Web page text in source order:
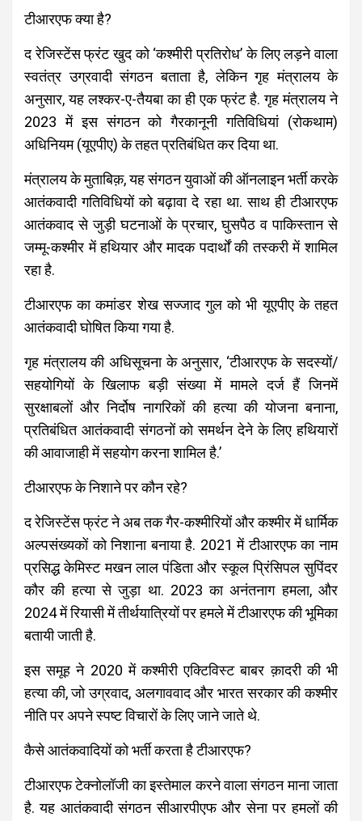
टीआरएफ क्या है?
द रेजिस्टेंस फ्रंट खुद को ‘कश्मीरी प्रतिरोध’ के लिए लड़ने वाला
स्वतंत्र उग्रवादी संगठन बताता है, लेकिन गृह मंत्रालय के
अनुसार, यह लश्कर-ए-तैयबा का ही एक फ्रंट है. गृह मंत्रालय ने
2023 में इस संगठन को गैरकानूनी गतिविधियां (रोकथाम)
अधिनियम (यूएपीए) के तहत प्रतिबंधित कर दिया था.
मंत्रालय के मुताबिक़, यह संगठन युवाओं की ऑनलाइन भर्ती करके
आतंकवादी गतिविधियों को बढ़ावा दे रहा था. साथ ही टीआरएफ
आतंकवाद से जुड़ी घटनाओं के प्रचार, घुसपैठ व पाकिस्तान से
जम्मू-कश्मीर में हथियार और मादक पदार्थों की तस्करी में शामिल
रहा है.
टीआरएफ का कमांडर शेख सज्जाद गुल को भी यूएपीए के तहत
आतंकवादी घोषित किया गया है.
गृह मंत्रालय की अधिसूचना के अनुसार, ‘टीआरएफ के सदस्यों/
सहयोगियों के खिलाफ बड़ी संख्या में मामले दर्ज हैं जिनमें
सुरक्षाबलों और निर्दोष नागरिकों की हत्या की योजना बनाना,
प्रतिबंधित आतंकवादी संगठनों को समर्थन देने के लिए हथियारों
की आवाजाही में सहयोग करना शामिल है.’
टीआरएफ के निशाने पर कौन रहे?
द रेजिस्टेंस फ्रंट ने अब तक गैर-कश्मीरियों और कश्मीर में धार्मिक
अल्पसंख्यकों को निशाना बनाया है. 2021 में टीआरएफ का नाम
प्रसिद्ध केमिस्ट मखन लाल पंडिता और स्कूल प्रिंसिपल सुपिंदर
कौर की हत्या से जुड़ा था. 2023 का अनंतनाग हमला, और
2024 में रियासी में तीर्थयात्रियों पर हमले में टीआरएफ की भूमिका
बतायी जाती है.
इस समूह ने 2020 में कश्मीरी एक्टिविस्ट बाबर क़ादरी की भी
हत्या की, जो उग्रवाद, अलगाववाद और भारत सरकार की कश्मीर
नीति पर अपने स्पष्ट विचारों के लिए जाने जाते थे.
कैसे आतंकवादियों को भर्ती करता है टीआरएफ?
टीआरएफ टेक्नोलॉजी का इस्तेमाल करने वाला संगठन माना जाता
है. यह आतंकवादी संगठन सीआरपीएफ और सेना पर हमलों की